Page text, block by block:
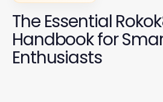
The Essential
Handbook for
Enthusiasts